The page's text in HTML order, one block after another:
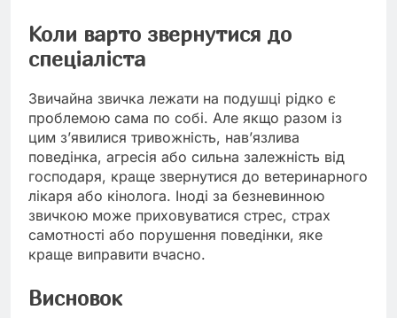
Коли варто звернутися до
спеціаліста
Звичайна звичка лежати на подушці рідко є
проблемою сама по собі. Але якщо разом із
цим з’явилися тривожність, нав’язлива
поведінка, агресія або сильна залежність від
господаря, краще звернутися до ветеринарного
лікаря або кінолога. Іноді за безневинною
звичкою може приховуватися стрес, страх
самотності або порушення поведінки, яке
краще виправити вчасно.
Висновок